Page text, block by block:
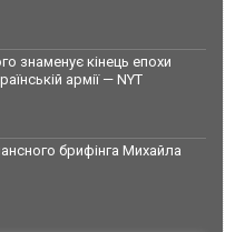
знаменує кінець епохи
армії — NYT
брифінга Михайла